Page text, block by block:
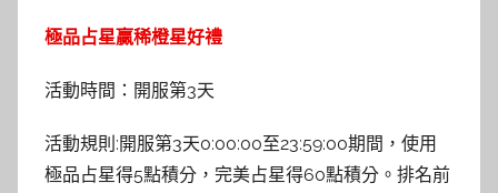
極品占星贏稀橙星好禮
活動時間：開服第3天
活動規則:開服第3天0:00:00至23:59:00期間，使用
極品占星得5點積分，完美占星得60點積分。排名前